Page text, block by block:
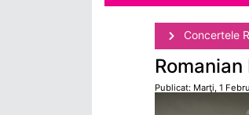
Concertele
Publicat: Marţi, 1